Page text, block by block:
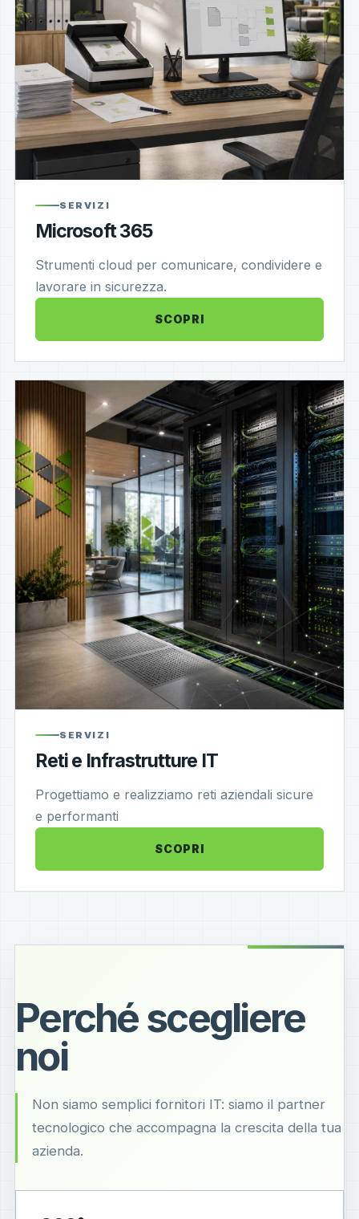
SERVIZI
Microsoft 365
Strumenti cloud per comunicare, condividere e
lavorare in sicurezza.
SCOPRI
SERVIZI
Reti e Infrastrutture IT
Progettiamo e realizziamo reti aziendali sicure
e performanti
SCOPRI
Perché scegliere
noi
Non siamo semplici fornitori IT: siamo il partner
tecnologico che accompagna la crescita della tua
azienda.